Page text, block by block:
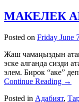
МАКЕЛЕК
Posted on Friday June
Жаш чамаңыздын
эске алганда сизди
элем. Бирок “аке”
Continue Reading →
Posted in Адабият,